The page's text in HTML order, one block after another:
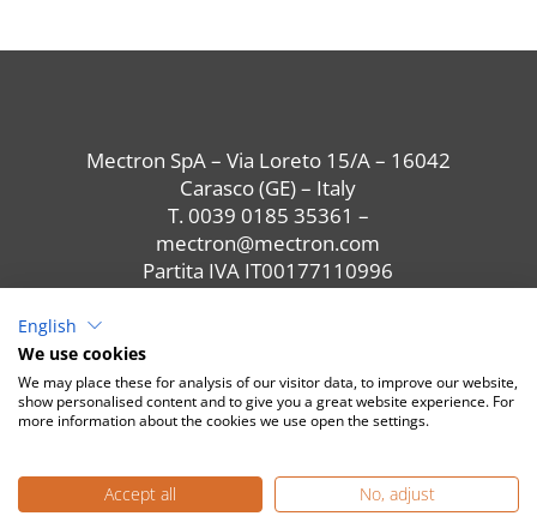
Mectron SpA – Via Loreto 15/A – 16042
Carasco (GE) – Italy
T. 0039 0185 35361 –
mectron@mectron.com
Partita IVA IT00177110996
Privacy Policy
Torna all'elenco corsi
English
We use cookies
We may place these for analysis of our visitor data, to improve our website,
show personalised content and to give you a great website experience. For
more information about the cookies we use open the settings.
Accept all No, adjust